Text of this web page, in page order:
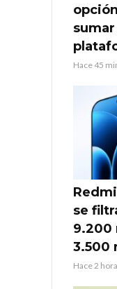
Hace 45
se
9.200
3.500
Hace 2